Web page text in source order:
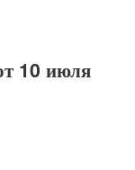
10 июля